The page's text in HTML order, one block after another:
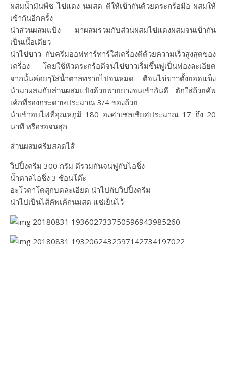
ผสมน้ำมันพืช ไข่แดง นมสด ตีให้เข้ากันด้วยตระกร้อมือ ผสมให้
เข้ากันอีกครั้ง
นำส่วนผสมแป้ง มาผสมรวมกับส่วนผสมไข่แดงผสมจนเข้ากัน
เป็นเนื้อเดียว
นำไข่ขาว กับครีมออฟทาร์ทาร์ใส่เครื่องตีด้วยความเร็วสูงสุดของ
เครื่อง โดยใช้หัวตระกร้อตีจนไข่ขาวเริ่มขึ้นฟูเป็นฟองละเอียด
จากนั้นค่อยๆใส่น้ำตาลทรายไปจนหมด ตีจนไข่ขาวตั้งยอดแข็ง
นำมาผสมกับส่วนผสมแป้งด้วยพายยางจนเข้ากันดี ตักใส่ถ้วยคัพ
เค้กที่รองกระดาษประมาณ 3/4 ของถ้วย
นำเข้าอบไฟที่อุณหภูมิ 180 องศาเชลเชียศประมาณ 17 ถึง 20
นาที หรือรอจนสุก
ส่วนผสมครีมสอดไส้
วิปปิ้งครีม 300 กรัม ตีรวมกันจนฟูกับไอชิ่ง
น้ำตาลไอชิ่ง 3 ช้อนโต๊ะ
อะโวคาโดสุกบดละเอียด นำไปกับวิปปิ้งครีม
นำไปเป็นไส้คัพเค้กนมสด แช่เย็นไว้